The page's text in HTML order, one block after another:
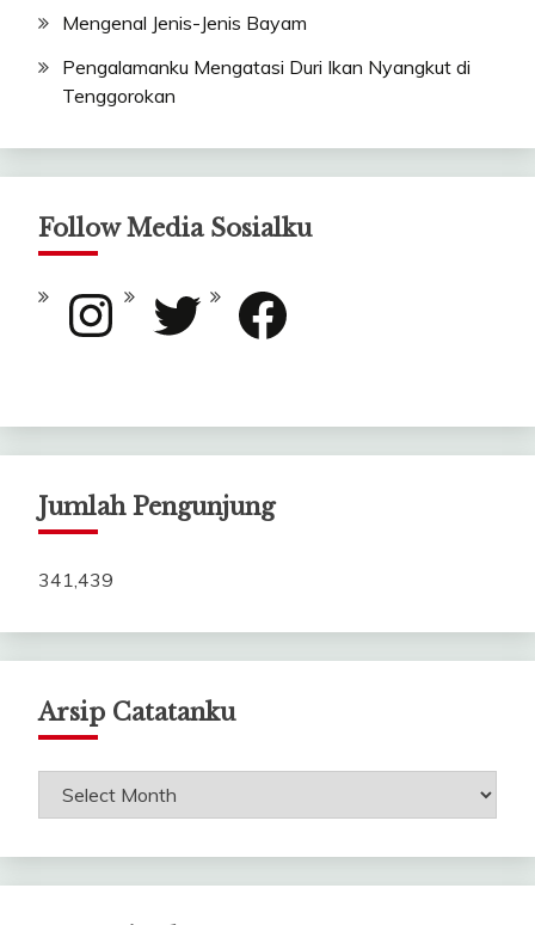
Mengenal Jenis-Jenis Bayam
Pengalamanku Mengatasi Duri Ikan Nyangkut di
Tenggorokan
Follow Media Sosialku
Instagram Twitter Facebook
Jumlah Pengunjung
341,439
Arsip Catatanku
Arsip